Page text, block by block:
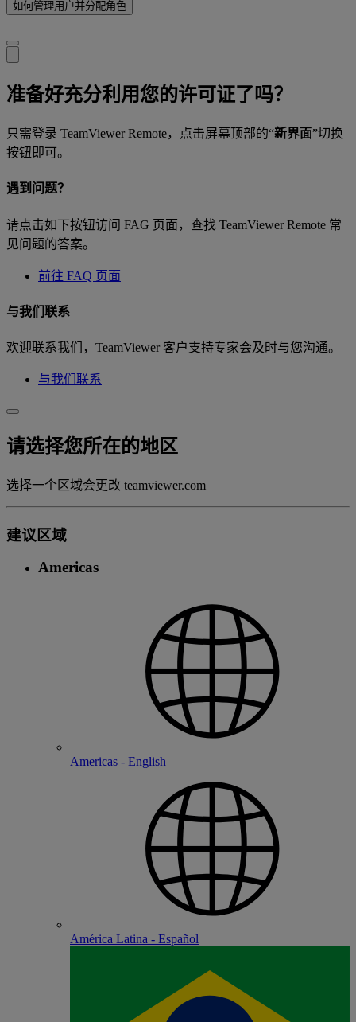
如何管理用户并分配角色
准备好充分利用您的许可证了吗？
只需登录 TeamViewer Remote，点击屏幕顶部的“新界面”切换
按钮即可。
遇到问题？
请点击如下按钮访问 FAG 页面，查找 TeamViewer Remote 常
见问题的答案。
前往 FAQ 页面
与我们联系
欢迎联系我们，TeamViewer 客户支持专家会及时与您沟通。
与我们联系
请选择您所在的地区
选择一个区域会更改 teamviewer.com
建议区域
Americas
Americas - English
América Latina - Español